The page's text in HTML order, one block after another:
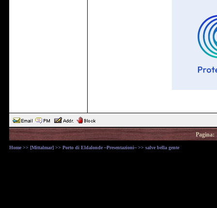
Pagina:
Home >> [Mittalmar] >> Porto di Eldalonde ~Presentazioni~ >> salve bella gente